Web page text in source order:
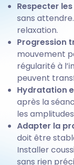
Respecter
sans
relaxation.
Progression
mouvement
régularité à
peuvent
Hydratation
après la
les
Adapter la
doit être
Installer
sans rien